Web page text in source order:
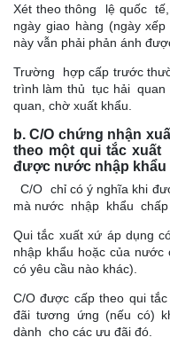
Xét theo thông lệ quốc
ngày giao hàng (ngày
này vẫn phải phản ánh
Trường hợp cấp trước
trình làm thủ tục hải quan
quan, chờ xuất khẩu.
b. C/O chứng nhận
theo một qui tắc
được nước nhập
C/O chỉ có ý nghĩa khi
mà nước nhập khẩu chấp
Qui tắc xuất xứ áp dụng
nhập khẩu hoặc của
có yêu cầu nào khác).
C/O được cấp theo qui
đãi tương ứng (nếu có)
dành cho các ưu đãi đó.